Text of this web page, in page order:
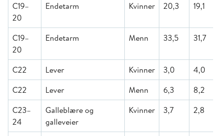
C19–
20
Endetarm Kvinner 20,3 19,1
C19–
20
Endetarm Menn 33,5 31,7
C22 Lever Kvinner 3,0
4,0
C22
Lever Menn 6,3
8,2
C23–
24
Galleblære og
galleveier
Kvinner 3,7 2,8